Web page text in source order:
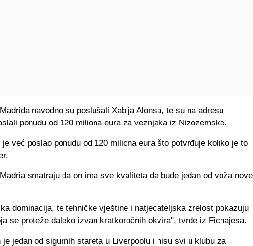
navodno su poslušali Xabija Alonsa, te su na adresu
ponudu od 120 miliona eura za veznjaka iz Nizozemske.
je već poslao ponudu od 120 miliona eura što potvrđuje koliko je to
smatraju da on ima sve kvaliteta da bude jedan od voža nove
dominacija, te tehničke vještine i natjecateljska zrelost pokazuju
se proteže daleko izvan kratkoročnih okvira", tvrde iz Fichajesa.
je jedan od sigurnih stareta u Liverpoolu i nisu svi u klubu za